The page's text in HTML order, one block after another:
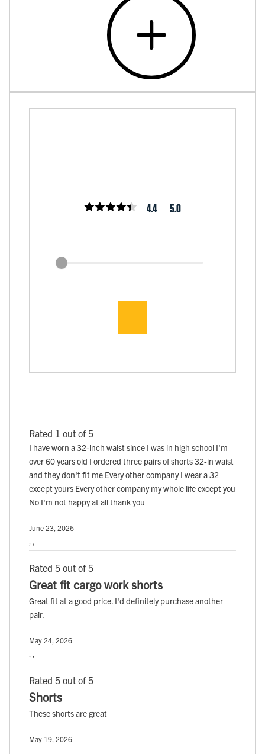
4.4 5.0
Rated 1 out of 5
I have worn a 32-inch waist since I was in high school I'm
over 60 years old I ordered three pairs of shorts 32-in waist
and they don't fit me Every other company I wear a 32
except yours Every other company my whole life except you
No I'm not happy at all thank you
June 23, 2026
Rated 5 out of 5
Great fit cargo work shorts
Great fit at a good price. I'd definitely purchase another
pair.
May 24, 2026
Rated 5 out of 5
Shorts
These shorts are great
May 19, 2026